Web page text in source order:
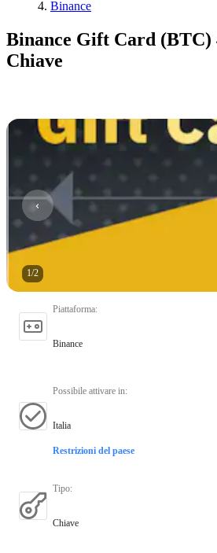
Binance
Binance Gift Card (BTC)
Chiave
1/2
Piattaforma:
Binance
Possibile attivare in:
Italia
Restrizioni del paese
Tipo:
Chiave